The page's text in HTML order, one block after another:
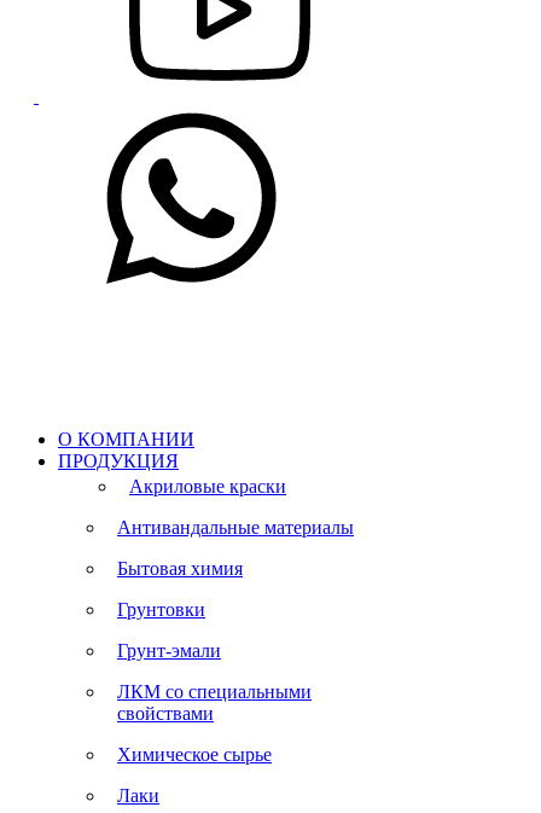
О КОМПАНИИ
ПРОДУКЦИЯ
Акриловые краски
Антивандальные материалы
Бытовая химия
Грунтовки
Грунт-эмали
ЛКМ со специальными
свойствами
Химическое сырье
Лаки